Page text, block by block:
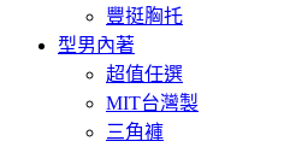
豐挺胸托
型男內著
超值任選
MIT台灣製
三角褲